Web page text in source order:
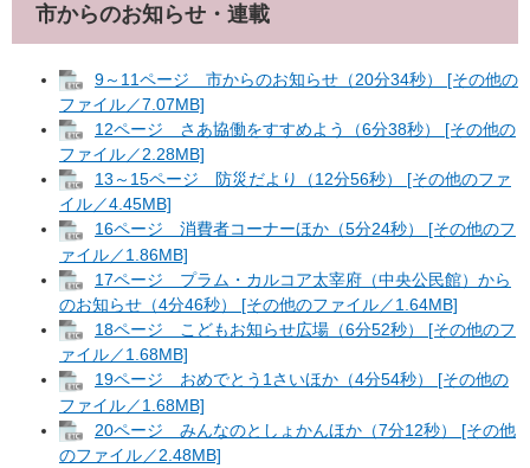
市からのお知らせ・連載
9～11ページ 市からのお知らせ（20分34秒） [その他の
ファイル／7.07MB]
12ページ さあ協働をすすめよう（6分38秒） [その他の
ファイル／2.28MB]
13～15ページ 防災だより（12分56秒） [その他のファ
イル／4.45MB]
16ページ 消費者コーナーほか（5分24秒） [その他のフ
ァイル／1.86MB]
17ページ プラム・カルコア太宰府（中央公民館）から
のお知らせ（4分46秒） [その他のファイル／1.64MB]
18ページ こどもお知らせ広場（6分52秒） [その他のフ
ァイル／1.68MB]
19ページ おめでとう1さいほか（4分54秒） [その他の
ファイル／1.68MB]
20ページ みんなのとしょかんほか（7分12秒） [その他
のファイル／2.48MB]